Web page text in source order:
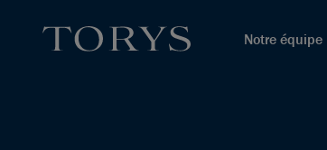
Notre équipe